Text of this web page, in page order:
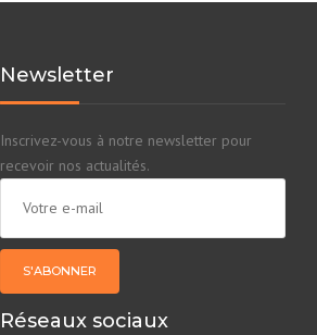
Newsletter
Inscrivez-vous à notre newsletter pour
recevoir nos actualités.
Réseaux sociaux